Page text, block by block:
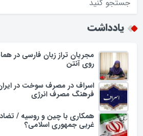
افزایش تجمل گرایی در جامعه اسلامی/
یادداشت
مجریان تراز زبان فارسی در
اسراف در مصرف سوخت در ایران؛